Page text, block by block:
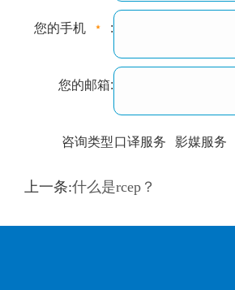
您的手机 :
您的邮箱:
咨询类型口译服务 影媒服务
训翻译
上一条:什么是rcep？